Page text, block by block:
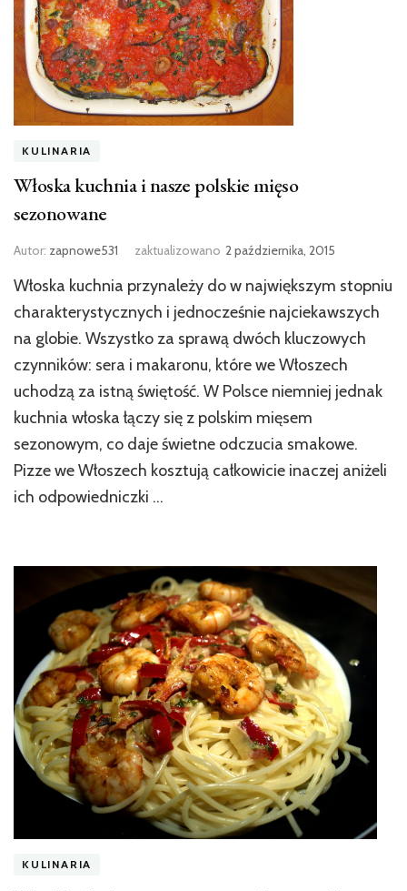
KULINARIA
Włoska kuchnia i nasze polskie mięso
sezonowane
Autor: zapnowe531 zaktualizowano 2 października, 2015
Włoska kuchnia przynależy do w największym stopniu
charakterystycznych i jednocześnie najciekawszych
na globie. Wszystko za sprawą dwóch kluczowych
czynników: sera i makaronu, które we Włoszech
uchodzą za istną świętość. W Polsce niemniej jednak
kuchnia włoska łączy się z polskim mięsem
sezonowym, co daje świetne odczucia smakowe.
Pizze we Włoszech kosztują całkowicie inaczej aniżeli
ich odpowiedniczki …
KULINARIA